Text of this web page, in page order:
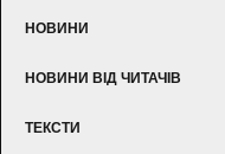
НОВИНИ
НОВИНИ ВІД ЧИТАЧІВ
ТЕКСТИ